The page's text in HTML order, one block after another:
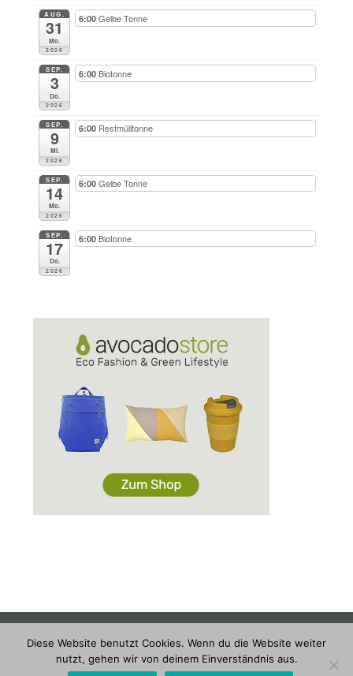
AUG.
31
Mo.
2026
6:00Gelbe Tonne
SEP.
3
Do.
2026
6:00 Biotonne
SEP.
9
Mi.
2026
6:00 Restmülltonne
SEP.
14
Mo.
2026
6:00Gelbe Tonne
SEP.
17
Do.
2026
6:00 Biotonne
DATENSCHUTZERKLÄRUNG KONTAKT & IMPRESSUM
Diese Website benutzt Cookies. Wenn du die Website weiter
nutzt, gehen wir von deinem Einverständnis aus.